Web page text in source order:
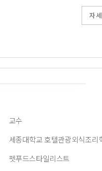
자
교수
세종대학교 호텔관광외식조리
펫푸드스타일리스트